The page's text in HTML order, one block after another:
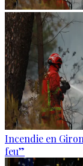
Incendie en
feu”